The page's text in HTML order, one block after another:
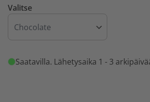
Valitse
Saatavilla. Lähetysaika 1 - 3